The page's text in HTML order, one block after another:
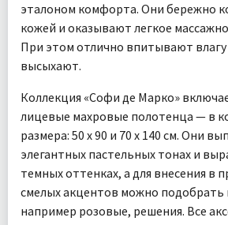
эталоном комфорта. Они бережно
кожей и оказывают легкое
При этом отлично впитывают
высыхают.
Коллекция «Софи де Марко»
лицевые махровые полотенца — в
размера: 50 х 90 и 70 х 140 см. Они
элегантных пастельных тонах и
темных оттенках, а для внесения в
смелых акцентов можно подобрать
например розовые, решения. Все